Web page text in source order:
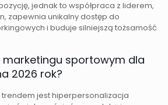
jednak to współpraca z liderem,
zapewnia unikalny dostęp do
i buduje silniejszą tożsamość
marketingu sportowym dla
2026 rok?
trendem jest hiperpersonalizacja